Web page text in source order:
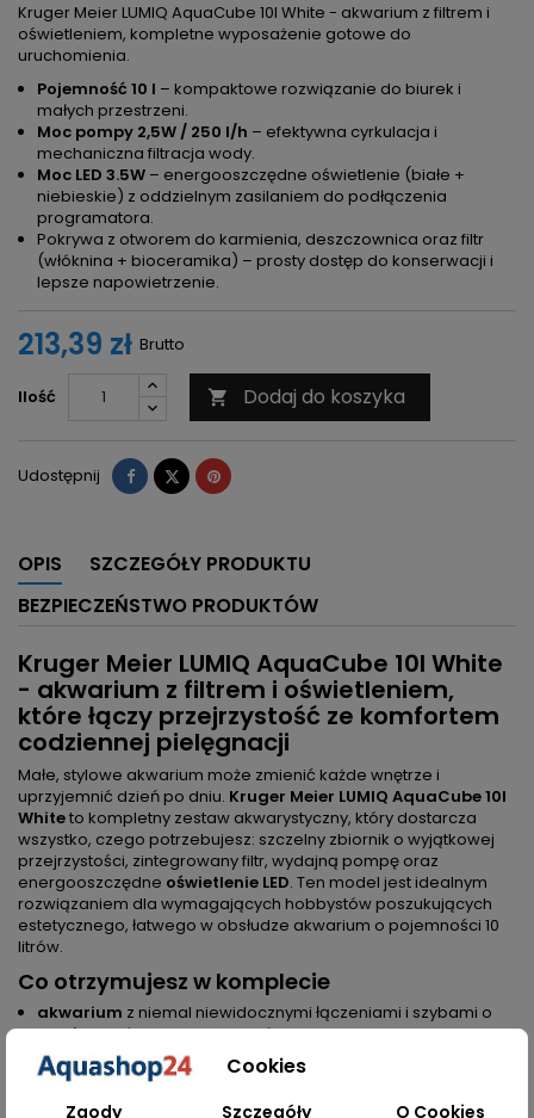
Kruger Meier LUMIQ AquaCube 10l White - akwarium z filtrem i
oświetleniem, kompletne wyposażenie gotowe do
uruchomienia.
Pojemność 10 l – kompaktowe rozwiązanie do biurek i
małych przestrzeni.
Moc pompy 2,5W / 250 l/h – efektywna cyrkulacja i
mechaniczna filtracja wody.
Moc LED 3.5W – energooszczędne oświetlenie (białe +
niebieskie) z oddzielnym zasilaniem do podłączenia
programatora.
Pokrywa z otworem do karmienia, deszczownica oraz filtr
(włóknina + bioceramika) – prosty dostęp do konserwacji i
lepsze napowietrzenie.
213,39 zł Brutto
Ilość  Dodaj do koszyka
Udostępnij Udostępnij
TweetujPinterest
OPIS
SZCZEGÓŁY PRODUKTU
BEZPIECZEŃSTWO PRODUKTÓW
Kruger Meier LUMIQ AquaCube 10l White
- akwarium z filtrem i oświetleniem,
które łączy przejrzystość ze komfortem
codziennej pielęgnacji
Małe, stylowe akwarium może zmienić każde wnętrze i
uprzyjemnić dzień po dniu. Kruger Meier LUMIQ AquaCube 10l
Whiteto kompletny zestaw akwarystyczny, który dostarcza
wszystko, czego potrzebujesz: szczelny zbiornik o wyjątkowej
przejrzystości, zintegrowany filtr, wydajną pompę oraz
energooszczędne oświetlenie LED. Ten model jest idealnym
rozwiązaniem dla wymagających hobbystów poszukujących
estetycznego, łatwego w obsłudze akwarium o pojemności 10
litrów.
Co otrzymujesz w komplecie
akwarium z niemal niewidocznymi łączeniami i szybami o
jakości porównywalnej ze szkłem typu Opti
filtrz włókniną filtracyjną i bioceramiką
pompa wodyo mocy 2,5W i przepływie 250l/h
z trwałymi zawiasami i praktycznym otworem do
Cookies
Zgody Szczegóły O Cookies